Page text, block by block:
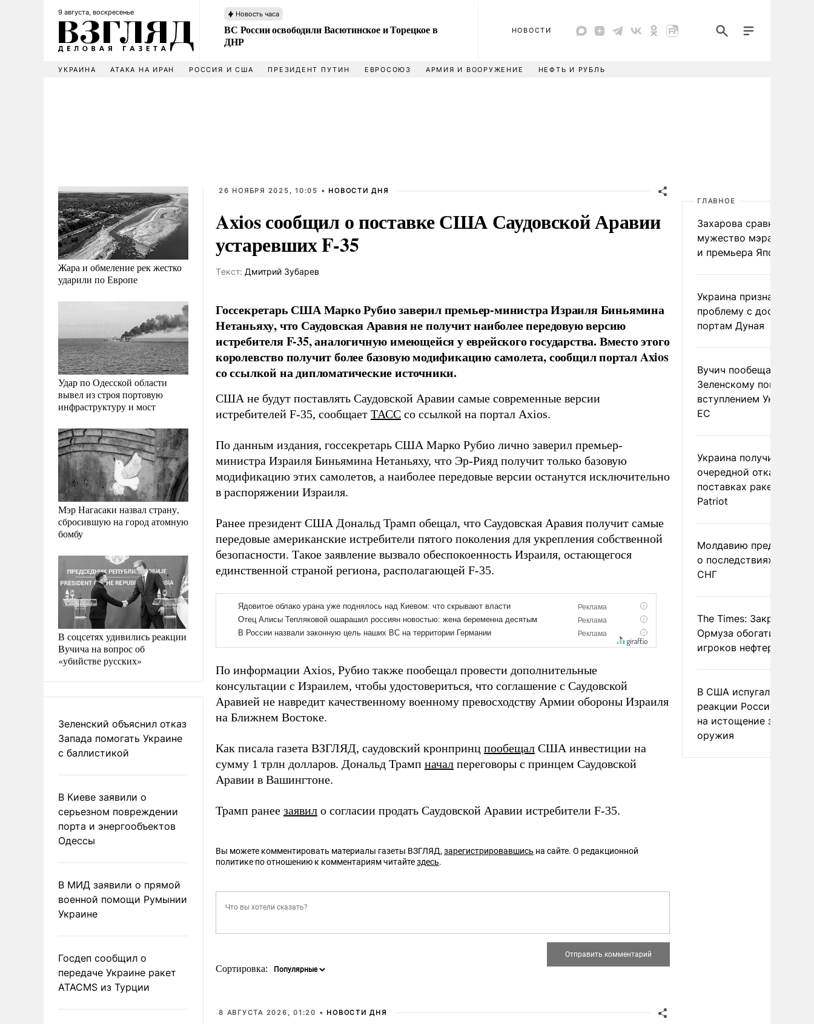
9 августа, воскресенье Новость часа
ВС России освободили Васютинское и Торецкое в
ДНР
НОВОСТИ
УКРАИНА АТАКА НА ИРАН РОССИЯ И США ПРЕЗИДЕНТ ПУТИН ЕВРОСОЮЗ АРМИЯ И ВООРУЖЕНИЕ НЕФТЬ И РУБЛЬ
Жара и обмеление рек жестко
ударили по Европе
Удар по Одесской области
вывел из строя портовую
инфраструктуру и мост
Мэр Нагасаки назвал страну,
сбросившую на город атомную
бомбу
В соцсетях удивились реакции
Вучича на вопрос об
«убийстве русских»
Зеленский объяснил отказ
Запада помогать Украине
с баллистикой
В Киеве заявили о
серьезном повреждении
порта и энергообъектов
Одессы
В МИД заявили о прямой
военной помощи Румынии
Украине
Госдеп сообщил о
передаче Украине ракет
ATACMS из Турции
26 НОЯБРЯ 2025, 10:05 • НОВОСТИ ДНЯ
Axios сообщил о поставке США Саудовской Аравии
устаревших F-35
Tекст: Дмитрий Зубарев
Госсекретарь США Марко Рубио заверил премьер-министра Израиля Биньямина
Нетаньяху, что Саудовская Аравия не получит наиболее передовую версию
истребителя F-35, аналогичную имеющейся у еврейского государства. Вместо этого
королевство получит более базовую модификацию самолета, сообщил портал Axios
со ссылкой на дипломатические источники.
США не будут поставлять Саудовской Аравии самые современные версии
истребителей F-35, сообщает ТАСС со ссылкой на портал Axios.
По данным издания, госсекретарь США Марко Рубио лично заверил премьер-
министра Израиля Биньямина Нетаньяху, что Эр-Рияд получит только базовую
модификацию этих самолетов, а наиболее передовые версии останутся исключительно
в распоряжении Израиля.
Ранее президент США Дональд Трамп обещал, что Саудовская Аравия получит самые
передовые американские истребители пятого поколения для укрепления собственной
безопасности. Такое заявление вызвало обеспокоенность Израиля, остающегося
единственной страной региона, располагающей F-35.
По информации Axios, Рубио также пообещал провести дополнительные
консультации с Израилем, чтобы удостовериться, что соглашение с Саудовской
Аравией не навредит качественному военному превосходству Армии обороны Израиля
на Ближнем Востоке.
Как писала газета ВЗГЛЯД, саудовский кронпринц пообещал США инвестиции на
сумму 1 трлн долларов. Дональд Трамп начал переговоры с принцем Саудовской
Аравии в Вашингтоне.
Трамп ранее заявил о согласии продать Саудовской Аравии истребители F-35.
Вы можете комментировать материалы газеты ВЗГЛЯД, зарегистрировавшись на сайте. О редакционной
политике по отношению к комментариям читайтездесь.
Сортировка:
8 АВГУСТА 2026, 01:20 • НОВОСТИ ДНЯ
ГЛАВНОЕ
Захарова сравнила
мужество мэра
и премьера Японии
Украина признала
проблему с доступом к
портам Дуная
Вучич пообещал
Зеленскому помочь со
вступлением Украины в
ЕС
Украина получила
очередной отказ в
поставках ракет для
Patriot
Молдавию
о последствиях выхода
СНГ
The Times: Закрытие
Ормуза обогатило
игроков нефтерынка
В США испугались
реакции России и
на истощение запасов
оружия